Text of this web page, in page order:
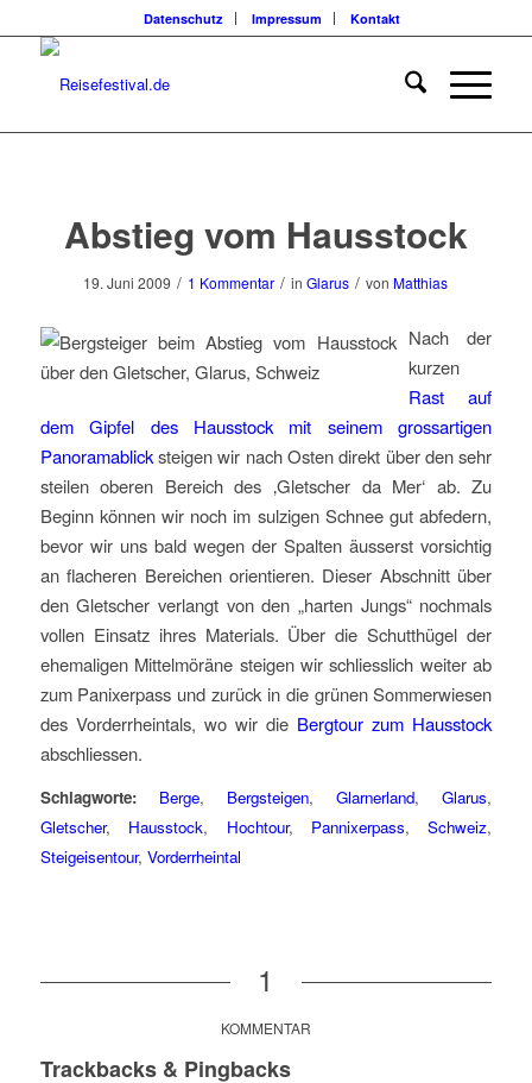
Datenschutz Impressum Kontakt
Abstieg vom Hausstock
19. Juni 2009 / 1 Kommentar / inGlarus / von Matthias
Nach der
kurzen
Rast auf
dem Gipfel des Hausstock mit seinem grossartigen
Panoramablicksteigen wir nach Osten direkt über den sehr
steilen oberen Bereich des ‚Gletscher da Mer‘ ab. Zu
Beginn können wir noch im sulzigen Schnee gut abfedern,
bevor wir uns bald wegen der Spalten äusserst vorsichtig
an flacheren Bereichen orientieren. Dieser Abschnitt über
den Gletscher verlangt von den „harten Jungs“ nochmals
vollen Einsatz ihres Materials. Über die Schutthügel der
ehemaligen Mittelmöräne steigen wir schliesslich weiter ab
zum Panixerpass und zurück in die grünen Sommerwiesen
des Vorderrheintals, wo wir die Bergtour zum Hausstock
abschliessen.
Schlagworte: Berge, Bergsteigen,Glarnerland,Glarus,
Gletscher, Hausstock, Hochtour, Pannixerpass,Schweiz,
Steigeisentour, Vorderrheintal
1
KOMMENTAR
Trackbacks & Pingbacks